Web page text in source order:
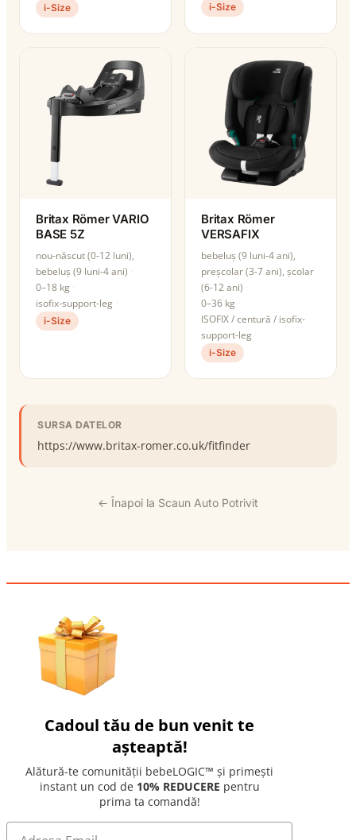
i-Size i-Size
Britax Römer VARIO
BASE 5Z
nou-născut (0-12 luni),
bebeluș (9 luni-4 ani)
0–18 kg
isofix-support-leg
i-Size
Britax Römer
VERSAFIX
bebeluș (9 luni-4 ani),
preșcolar (3-7 ani), școlar
(6-12 ani)
0–36 kg
ISOFIX / centură / isofix-
support-leg
i-Size
SURSA DATELOR
https://www.britax-romer.co.uk/fitfinder
← Înapoi la Scaun Auto Potrivit
Cadoul tău de bun venit te
așteaptă!
Alătură-te comunității bebeLOGIC™ și primești
instant un cod de 10% REDUCERE pentru
prima ta comandă!